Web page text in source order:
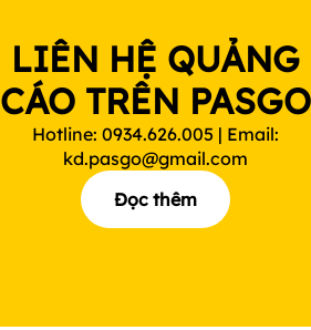
LIÊN HỆ QUẢNG
CÁO TRÊN PASGO
Hotline: 0934.626.005 | Email:
kd.pasgo@gmail.com
Đọc thêm